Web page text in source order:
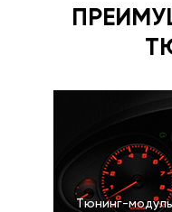
Тюнинг-